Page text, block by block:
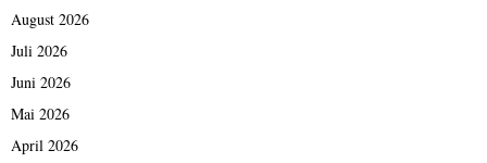
August 2026
Juli 2026
Juni 2026
Mai 2026
April 2026